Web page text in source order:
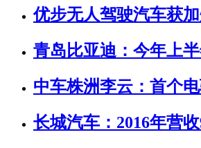
优步无人驾驶汽车获
青岛比亚迪：今年上
中车株洲李云：首个
长城汽车：2016年营